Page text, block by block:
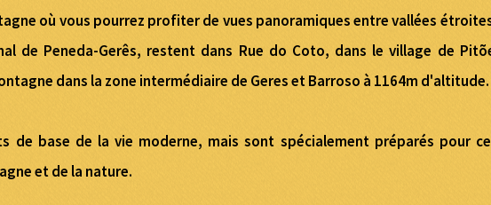
où vous pourrez profiter de vues panoramiques entre vallées
de Peneda-Gerês, restent dans Rue do Coto, dans le village de
dans la zone intermédiaire de Geres et Barroso à 1164m d'altitude.
de base de la vie moderne, mais sont spécialement préparés pour
et de la nature.